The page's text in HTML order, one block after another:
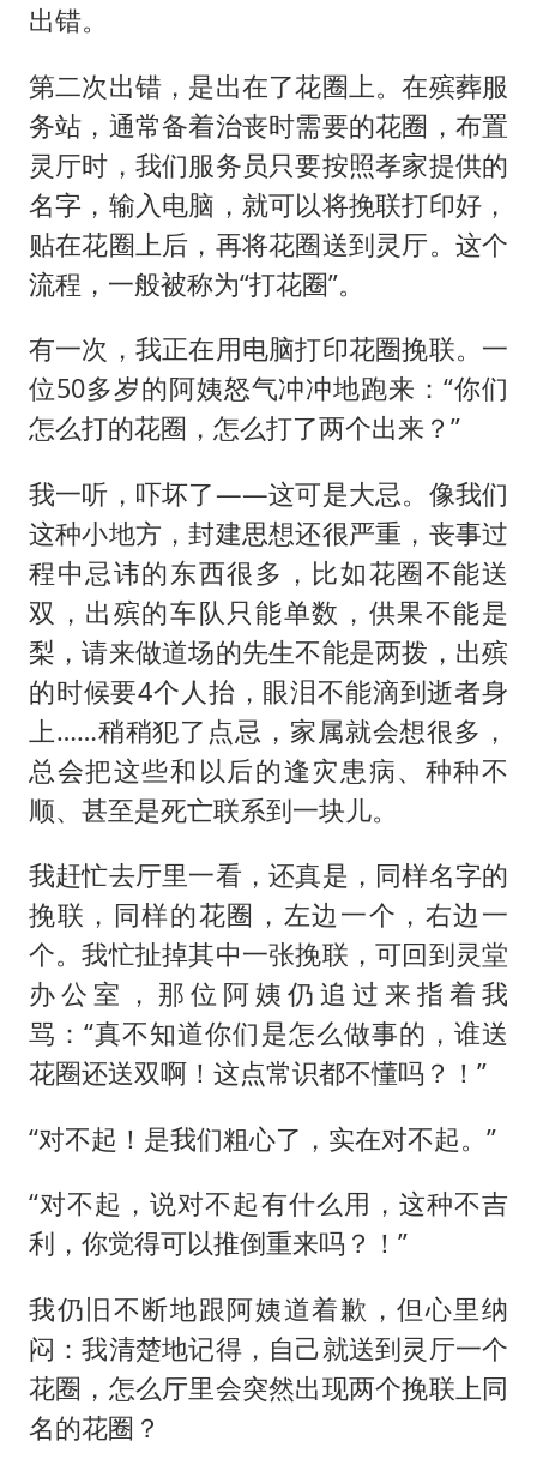
出错。
第二次出错，是出在了花圈上。在殡葬服
务站，通常备着治丧时需要的花圈，布置
灵厅时，我们服务员只要按照孝家提供的
名字，输入电脑，就可以将挽联打印好，
贴在花圈上后，再将花圈送到灵厅。这个
流程，一般被称为“打花圈”。
有一次，我正在用电脑打印花圈挽联。一
位50多岁的阿姨怒气冲冲地跑来：“你们
怎么打的花圈，怎么打了两个出来？”
我一听，吓坏了——这可是大忌。像我们
这种小地方，封建思想还很严重，丧事过
程中忌讳的东西很多，比如花圈不能送
双，出殡的车队只能单数，供果不能是
梨，请来做道场的先生不能是两拨，出殡
的时候要4个人抬，眼泪不能滴到逝者身
上……稍稍犯了点忌，家属就会想很多，
总会把这些和以后的逢灾患病、种种不
顺、甚至是死亡联系到一块儿。
我赶忙去厅里一看，还真是，同样名字的
挽联，同样的花圈，左边一个，右边一
个。我忙扯掉其中一张挽联，可回到灵堂
办公室，那位阿姨仍追过来指着我
骂：“真不知道你们是怎么做事的，谁送
花圈还送双啊！这点常识都不懂吗？！”
“对不起！是我们粗心了，实在对不起。”
“对不起，说对不起有什么用，这种不吉
利，你觉得可以推倒重来吗？！”
我仍旧不断地跟阿姨道着歉，但心里纳
闷：我清楚地记得，自己就送到灵厅一个
花圈，怎么厅里会突然出现两个挽联上同
名的花圈？